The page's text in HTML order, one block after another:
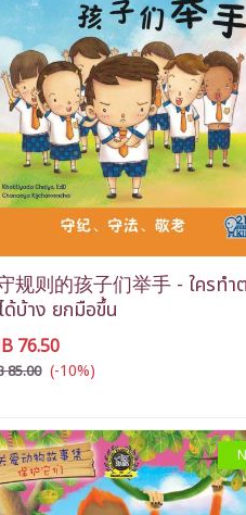
规则的孩子们举手 - ใครทำ
ด้บ้าง ยกมือขึ้น
76.50
85.00 (-10%)